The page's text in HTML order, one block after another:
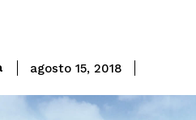
agosto 15, 2018